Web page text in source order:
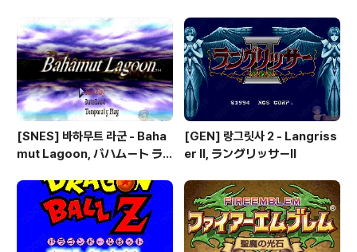
ズ ガンハザード
☆遊☆白書 第3弾 魔界の扉編
[SNES] 바하무트 라군 - Baha
mut Lagoon, バハムート ラ
[GEN] 랑그릿사 2 - Langriss
er II, ラングリッサーⅡ